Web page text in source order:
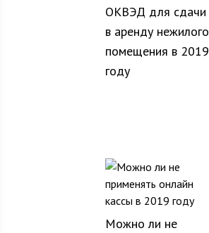
ОКВЭД для сдачи
в аренду нежилого
помещения в 2019
году
Можно ли не